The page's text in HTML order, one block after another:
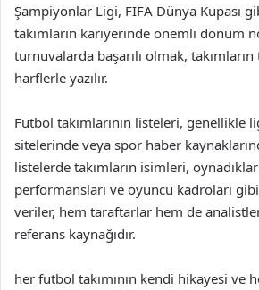
Şampiyonlar Ligi, FIFA Dünya Kupası
takımların kariyerinde önemli dönüm
turnuvalarda başarılı olmak,
harflerle yazılır.
Futbol takımlarının listeleri, genellikle
sitelerinde veya spor haber
listelerde takımların isimleri,
performansları ve oyuncu kadroları
veriler, hem taraftarlar hem de
referans kaynağıdır.
her futbol takımının kendi hikayesi ve